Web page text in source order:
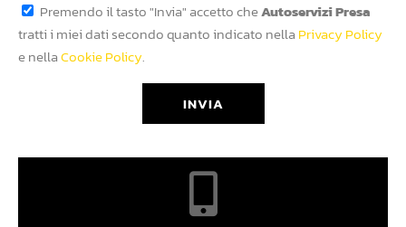
Premendo il tasto "Invia" accetto cheAutoservizi Presa
tratti i miei dati secondo quanto indicato nella Privacy Policy
e nellaCookie Policy.
INVIA